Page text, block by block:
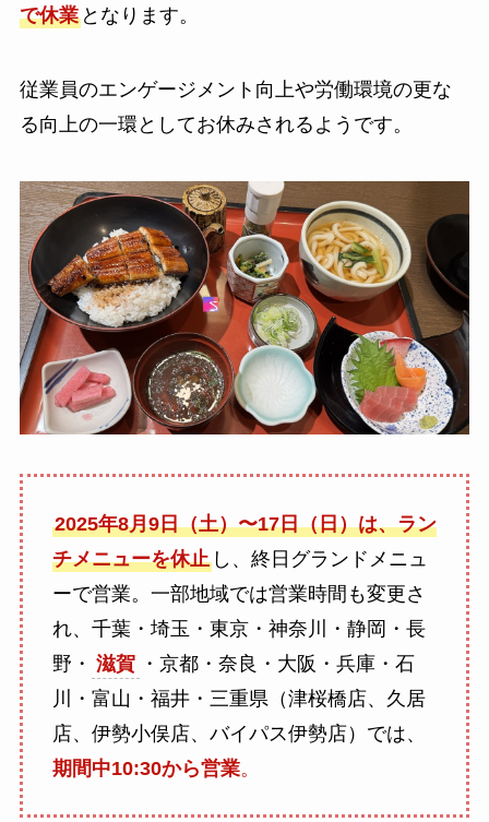
で休業となります。
従業員のエンゲージメント向上や労働環境の更な
る向上の一環としてお休みされるようです。
2025年8月9日（土）〜17日（日）は、ラン
チメニューを休止し、終日グランドメニュ
ーで営業。一部地域では営業時間も変更さ
れ、千葉・埼玉・東京・神奈川・静岡・長
野・ 滋賀 ・京都・奈良・大阪・兵庫・石
川・富山・福井・三重県（津桜橋店、久居
店、伊勢小俣店、バイパス伊勢店）では、
期間中10:30から営業。